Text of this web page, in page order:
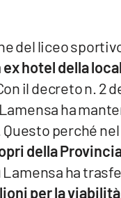
del liceo
hotel della
Con il decreto n. 2
ha
perché
della
Lamensa ha
per la